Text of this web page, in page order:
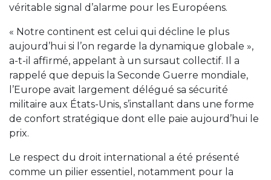
véritable signal d’alarme pour les Européens.
« Notre continent est celui qui décline le plus
aujourd’hui si l’on regarde la dynamique globale »,
a-t-il affirmé, appelant à un sursaut collectif. Il a
rappelé que depuis la Seconde Guerre mondiale,
l’Europe avait largement délégué sa sécurité
militaire aux États-Unis, s’installant dans une forme
de confort stratégique dont elle paie aujourd’hui le
prix.
Le respect du droit international a été présenté
comme un pilier essentiel, notamment pour la